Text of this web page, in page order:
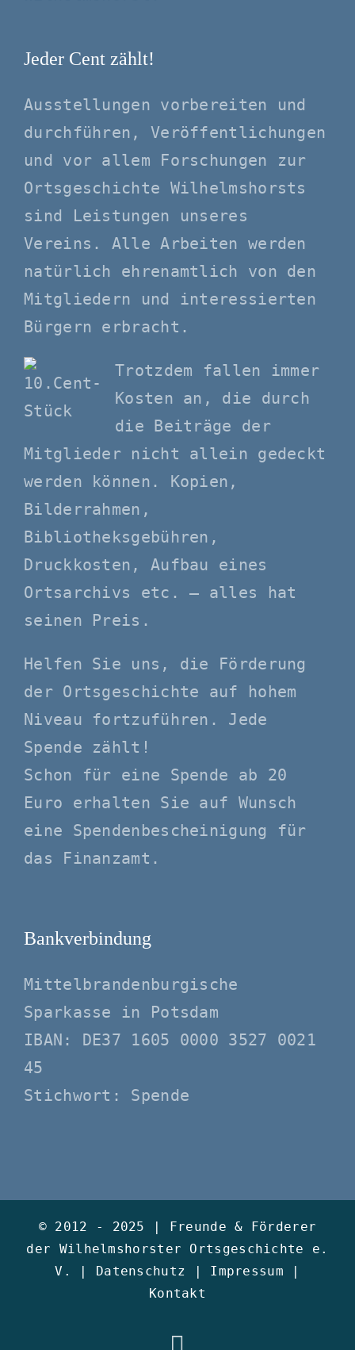
Jeder Cent zählt!
Ausstellungen vorbereiten und
durchführen, Veröffentlichungen
und vor allem Forschungen zur
Ortsgeschichte Wilhelmshorsts
sind Leistungen unseres
Vereins. Alle Arbeiten werden
natürlich ehrenamtlich von den
Mitgliedern und interessierten
Bürgern erbracht.
Trotzdem fallen immer
Kosten an, die durch
die Beiträge der
Mitglieder nicht allein gedeckt
werden können. Kopien,
Bilderrahmen,
Bibliotheksgebühren,
Druckkosten, Aufbau eines
Ortsarchivs etc. – alles hat
seinen Preis.
Helfen Sie uns, die Förderung
der Ortsgeschichte auf hohem
Niveau fortzuführen. Jede
Spende zählt!
Schon für eine Spende ab 20
Euro erhalten Sie auf Wunsch
eine Spendenbescheinigung für
das Finanzamt.
Bankverbindung
Mittelbrandenburgische
Sparkasse in Potsdam
IBAN: DE37 1605 0000 3527 0021
45
Stichwort: Spende
© 2012 - 2025 | Freunde & Förderer
der Wilhelmshorster Ortsgeschichte e.
V.
| Datenschutz | Impressum |
Kontakt